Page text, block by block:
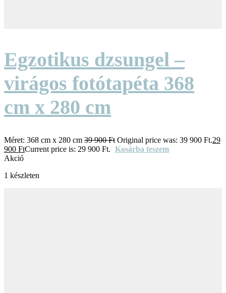
Egzotikus dzsungel –
virágos fotótapéta 368
cm x 280 cm
Méret: 368 cm x 280 cm 39 900Ft Original price was: 39 900 Ft.29
900 FtCurrent price is: 29 900 Ft. Kosárba teszem
Akció
1 készleten